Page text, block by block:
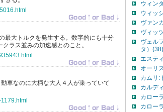
最大トルクを発生する。数字的にも十分
ラス並みの加速感とのこと。
車なのに大柄な大人４人が乗っていて
ウィン
ウィッ
ヴァン
ヴィッ
ヴェル
タ）(38)
エステ
オーリ
カムリ:
カルデ
カロー
カロー